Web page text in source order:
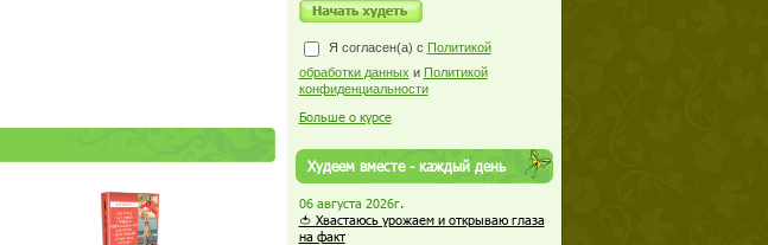
Я согласен(а) с Политикой
обработки данных и Политикой
конфиденциальности
Больше о курсе
Худеем вместе - каждый день
06 августа 2026г.
🍅 Хвастаюсь урожаем и открываю глаза
на факт